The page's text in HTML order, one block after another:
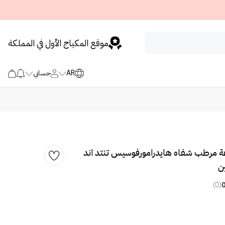
موقع المكياج الأول في المملكة
AR حسابي
مرطب شفاه هايدرامورفوسيس تنتد اند
0
(0)